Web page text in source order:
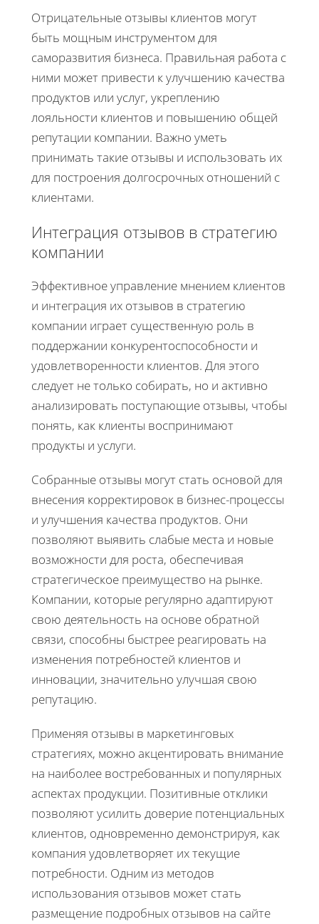
Отрицательные отзывы клиентов могут
быть мощным инструментом для
саморазвития бизнеса. Правильная работа с
ними может привести к улучшению качества
продуктов или услуг, укреплению
лояльности клиентов и повышению общей
репутации компании. Важно уметь
принимать такие отзывы и использовать их
для построения долгосрочных отношений с
клиентами.
Интеграция отзывов в стратегию
компании
Эффективное управление мнением клиентов
и интеграция их отзывов в стратегию
компании играет существенную роль в
поддержании конкурентоспособности и
удовлетворенности клиентов. Для этого
следует не только собирать, но и активно
анализировать поступающие отзывы, чтобы
понять, как клиенты воспринимают
продукты и услуги.
Собранные отзывы могут стать основой для
внесения корректировок в бизнес-процессы
и улучшения качества продуктов. Они
позволяют выявить слабые места и новые
возможности для роста, обеспечивая
стратегическое преимущество на рынке.
Компании, которые регулярно адаптируют
свою деятельность на основе обратной
связи, способны быстрее реагировать на
изменения потребностей клиентов и
инновации, значительно улучшая свою
репутацию.
Применяя отзывы в маркетинговых
стратегиях, можно акцентировать внимание
на наиболее востребованных и популярных
аспектах продукции. Позитивные отклики
позволяют усилить доверие потенциальных
клиентов, одновременно демонстрируя, как
компания удовлетворяет их текущие
потребности. Одним из методов
использования отзывов может стать
размещение подробных отзывов на сайте